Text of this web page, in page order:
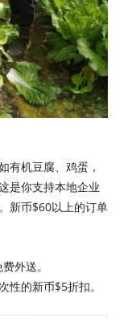
有机豆腐、鸡蛋，
是你支持本地企业
新币$60以上的订单
外送。
的新币$5折扣。